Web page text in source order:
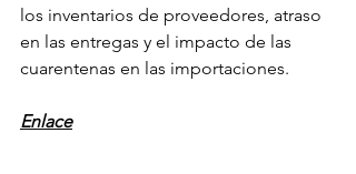
los inventarios de proveedores, atraso
en las entregas y el impacto de las
cuarentenas en las importaciones.
Enlace